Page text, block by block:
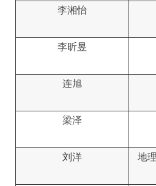
李湘怡
李昕昱
连旭
梁泽
刘洋 地